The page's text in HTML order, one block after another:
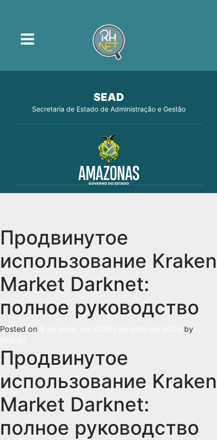
SEAD
Secretaria de Estado de Administração e Gestão
Продвинутое
использование Kraken
Market Darknet:
полное руководство
Posted on
by
Продвинутое
использование Kraken
Market Darknet:
полное руководство